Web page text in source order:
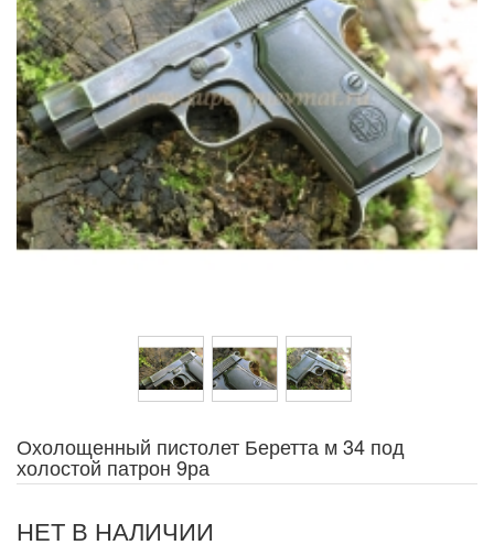
Охолощенный пистолет Беретта м 34 под
холостой патрон 9ра
НЕТ В НАЛИЧИИ